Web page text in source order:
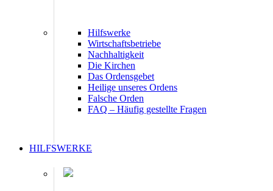
Hilfswerke
Wirtschaftsbetriebe
Nachhaltigkeit
Die Kirchen
Das Ordensgebet
Heilige unseres Ordens
Falsche Orden
FAQ – Häufig gestellte Fragen
HILFSWERKE